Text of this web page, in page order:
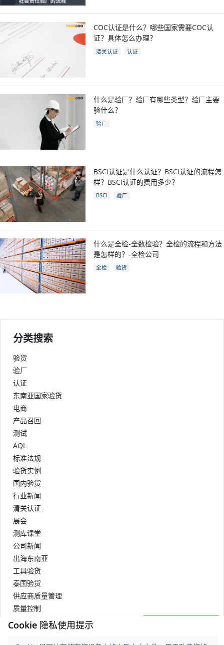
COC认证是什么？哪些国家需要COC认
证？具体怎么办理？
清关认证 认证
什么是验厂？验厂有哪些类型？验厂主要
验什么？
验厂
BSCI认证是什么认证？BSCI认证的流程怎
样？BSCI认证的费用多少？
BSCI 验厂
什么是全检-全数检验？全检的流程和方法
是怎样的？-全检公司
全检 验货
分类搜索
验货
验厂
认证
东南亚国家验货
电商
产品召回
测试
AQL
标准法规
验货实例
国内验货
行业新闻
清关认证
展会
测库课堂
公司新闻
出海东南亚
工具验货
泰国验货
供应商质量管理
质量控制
纺织品验货
×
检验样版报告
Cookie 隐私使用提示